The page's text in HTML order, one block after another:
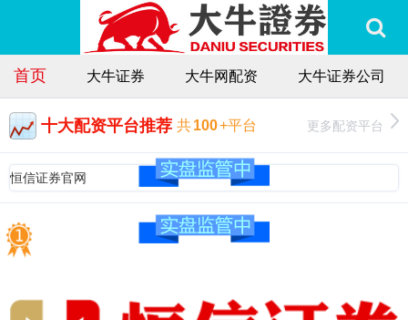
首页 大牛证券 大牛网配资 大牛证券公司
十大配资平台推荐 共100+平台 更多配资平台
恒信证券官网